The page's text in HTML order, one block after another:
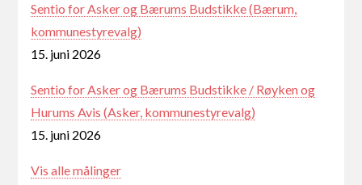
Sentio for Asker og Bærums Budstikke (Bærum,
kommunestyrevalg)
15. juni 2026
Sentio for Asker og Bærums Budstikke / Røyken og
Hurums Avis (Asker, kommunestyrevalg)
15. juni 2026
Vis alle målinger